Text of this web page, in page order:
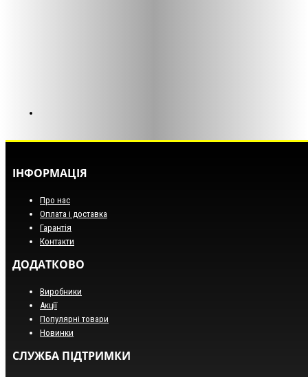
ІНФОРМАЦІЯ
Про нас
Оплата і доставка
Гарантія
Контакти
ДОДАТКОВО
Виробники
Акції
Популярні товари
Новинки
СЛУЖБА ПІДТРИМКИ